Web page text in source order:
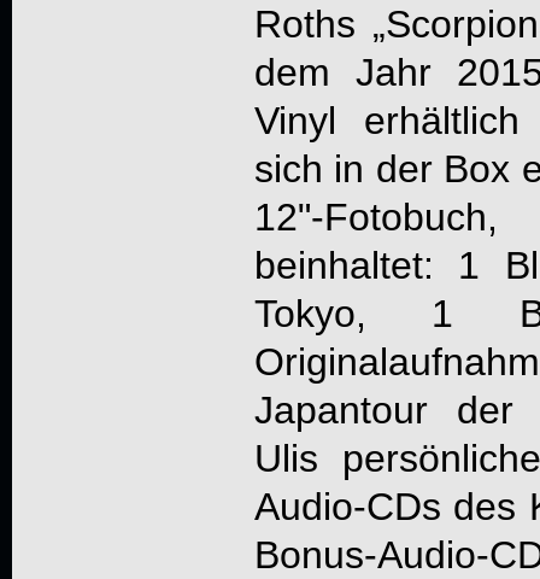
Roths
dem Jahr
Vinyl
sich in der Box
12"-
beinhaltet: 1
Tokyo, 1
Japantour der
Ulis
Audio-CDs des
Bonus-